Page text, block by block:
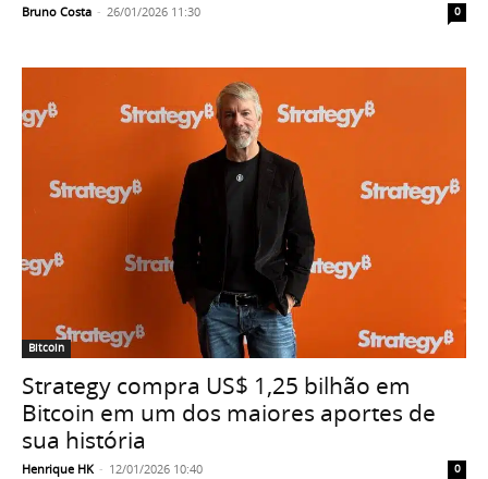
Bruno Costa - 26/01/2026 11:30 0
Bitcoin
Strategy compra US$ 1,25 bilhão em
Bitcoin em um dos maiores aportes de
sua história
Henrique HK - 12/01/2026 10:40 0